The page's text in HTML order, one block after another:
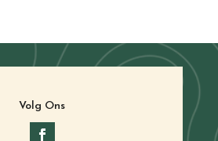
Volg Ons